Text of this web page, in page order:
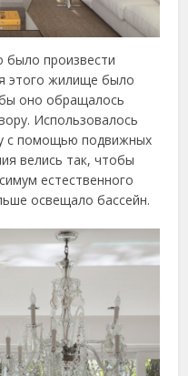
было произвести
этого жилище было
оно обращалось
Использовалось
с помощью подвижных
велись так, чтобы
естественного
освещало бассейн.